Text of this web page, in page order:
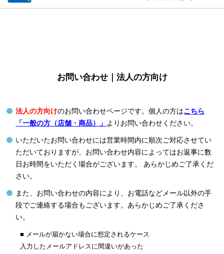
お問い合わせ｜法人の方向け
法人の方向けのお問い合わせページです。個人の方はこちら
「一般の方（店舗・商品）」 よりお問い合わせください。
いただいたお問い合わせには営業時間内に順次ご対応させてい
ただいておりますが、お問い合わせ内容によってはお返事に数
日お時間をいただく場合がございます。 あらかじめご了承くだ
さい。
また、お問い合わせの内容により、お電話などメール以外の手
段でご連絡する場合もございます。あらかじめご了承くださ
い。
■ メールが届かない場合に想定されるケース
入力したメールアドレスに間違いがあった